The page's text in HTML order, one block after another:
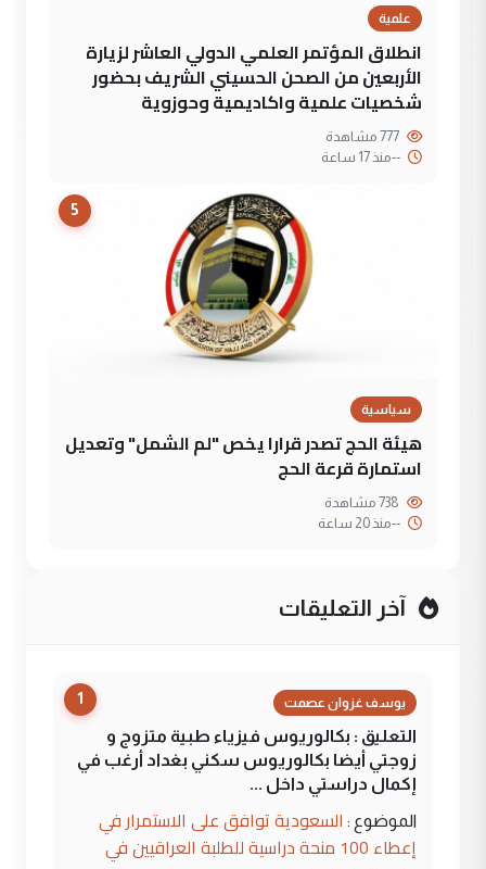
علمية
انطلاق المؤتمر العلمي الدولي العاشر لزيارة
الأربعين من الصحن الحسيني الشريف بحضور
شخصيات علمية واكاديمية وحوزوية
--منذ 17 ساعة
5
سياسية
هيئة الحج تصدر قرارا يخص "لم الشمل" وتعديل
استمارة قرعة الحج
--منذ 20 ساعة
آخر التعليقات
1 يوسف غزوان عصمت
التعليق : بكالوريوس فيزياء طبية متزوج و
زوجتي أيضا بكالوريوس سكني بغداد أرغب في
إكمال دراستي داخل ...
الموضوع : السعودية توافق على الاستمرار في
إعطاء 100 منحة دراسية للطلبة العراقيين في